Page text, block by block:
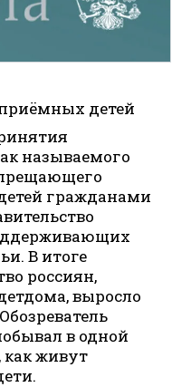
детей
называемого
гражданами
В итоге
россиян,
выросло
в одной
как живут